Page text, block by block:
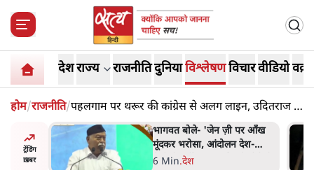
देशराज्य राजनीतिदुनियाविश्लेषणविचारवीडियो
होम/राजनीति/पहलगाम पर थरूर की कांग्रेस से अलग लाइन, उदितराज ने
कहा- क्या वो बीजेपी प्रवक्ता हैं?
ट्रेंडिंग
ख़बर
बोले थे-
अतीक अहमद के बेटे अबान अहमद
की सड़क हादसे में मौत, जेल में बंद
भाई से मिलने जा रहे थे
5 Min.उत्तर प्रदेश